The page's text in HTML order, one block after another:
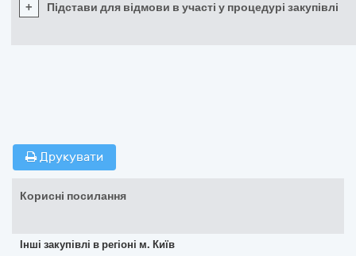
+ Підстави для відмови в участі у процедурі закупівлі
Друкувати
Корисні посилання
Інші закупівлі в регіоні м. Київ